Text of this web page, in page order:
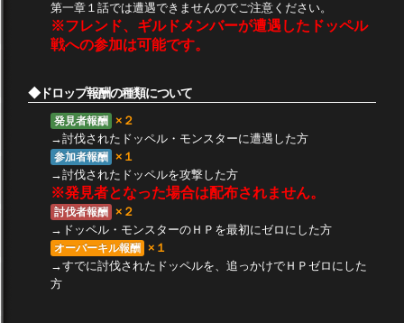
第一章１話では遭遇できませんのでご注意ください。
※フレンド、ギルドメンバーが遭遇したドッペル
戦への参加は可能です。
◆ドロップ報酬の種類について
発見者報酬
×２
→討伐されたドッペル・モンスターに遭遇した方
参加者報酬
×１
→討伐されたドッペルを攻撃した方
※発見者となった場合は配布されません。
討伐者報酬
×２
→ドッペル・モンスターのＨＰを最初にゼロにした方
オーバーキル報酬
×１
→すでに討伐されたドッペルを、追っかけでＨＰゼロにした
方